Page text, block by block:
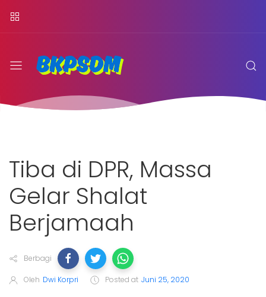
Tiba di DPR, Massa
Gelar Shalat
Berjamaah
Berbagi
Oleh Dwi Korpri Posted at Juni 25, 2020